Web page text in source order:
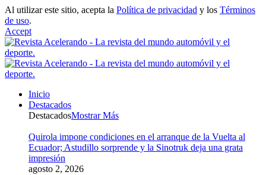
Al utilizar este sitio, acepta la Política de privacidad y los Términos
de uso.
Accept
Inicio
Destacados
DestacadosMostrar Más
Quirola impone condiciones en el arranque de la Vuelta al
Ecuador; Astudillo sorprende y la Sinotruk deja una grata
impresión
agosto 2, 2026